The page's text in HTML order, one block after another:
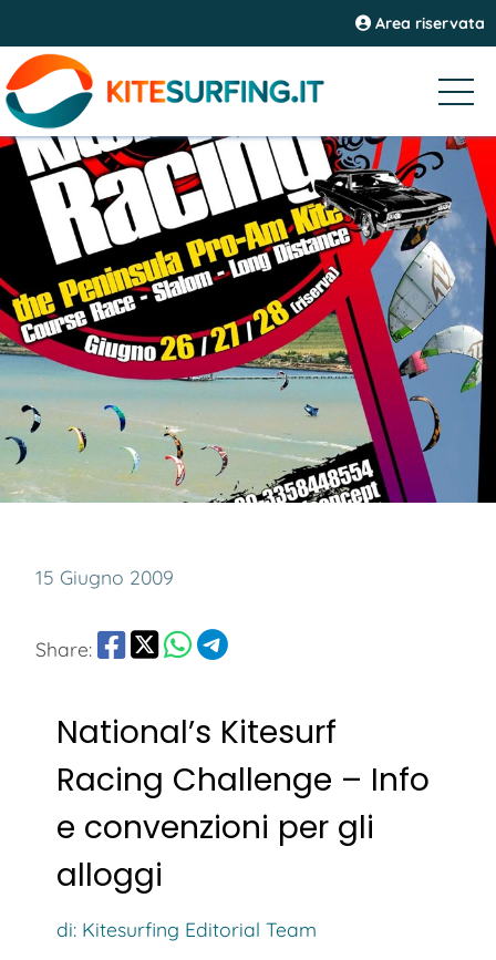
Area riservata
15 Giugno 2009
Share:
National’s Kitesurf
Racing Challenge – Info
e convenzioni per gli
alloggi
di: Kitesurfing Editorial Team